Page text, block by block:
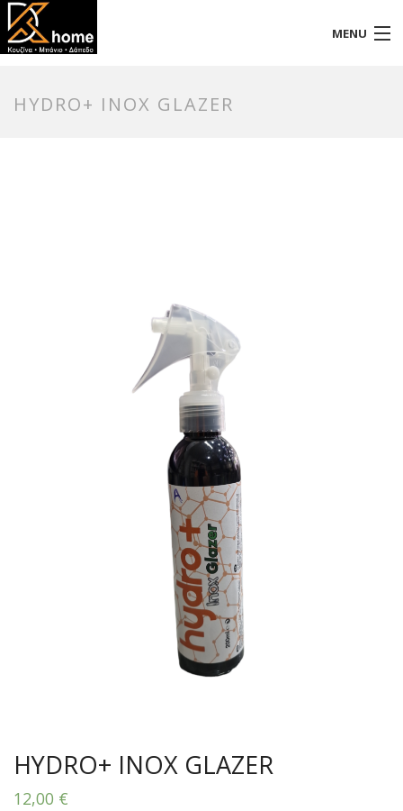
MENU
HYDRO+ INOX GLAZER
HYDRO+ INOX GLAZER
12,00 €